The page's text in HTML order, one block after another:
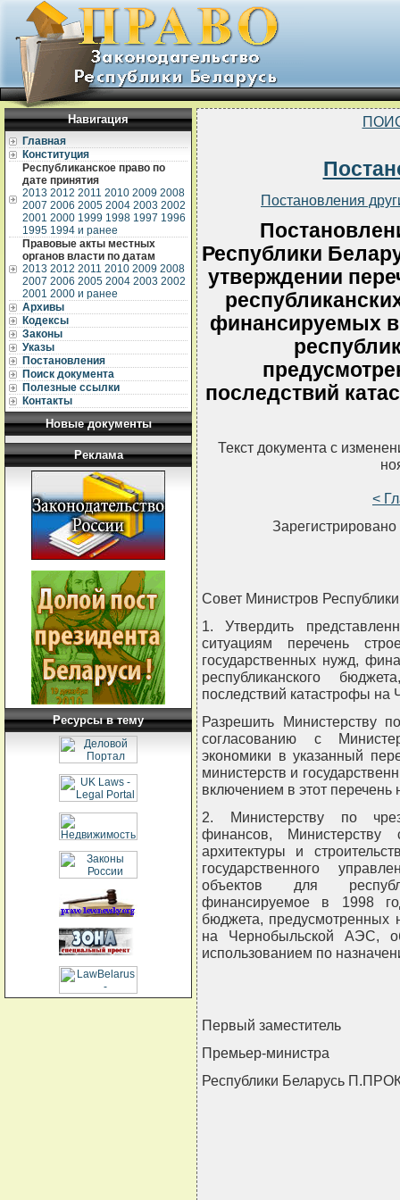
Навигация
Главная
Конституция
Республиканское право по
дате принятия
2013 2012 2011 2010 2009 2008
2007 2006 2005 2004 2003 2002
2001 2000 1999 1998 1997 1996
1995 1994 и ранее
Правовые акты местных
органов власти по датам
2013 2012 2011 2010 2009 2008
2007 2006 2005 2004 2003 2002
2001 2000 и ранее
Архивы
Кодексы
Законы
Указы
Постановления
Поиск документа
Полезные ссылки
Контакты
Новые документы
Реклама
Ресурсы в тему
Постановления
Республики
утверждении
финансируемых в
последствий
Текст документа с
<
Совет Министров
1. Утвердить
ситуациям перечень
государственных нужд,
республиканского
последствий катастрофы
Разрешить Министерству
согласованию с
экономики в указанный
министерств и
включением в этот перечень
2. Министерству по
финансов, Министерству
архитектуры и
государственного
объектов для
финансируемое в 1998
бюджета, предусмотренных
на Чернобыльской АЭС,
использованием по
Первый заместитель
Премьер-министра
Республики Беларусь